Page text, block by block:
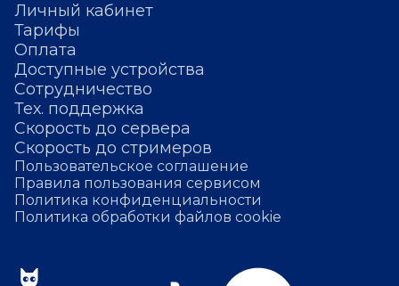
Личный кабинет
Тарифы
Оплата
Доступные устройства
Сотрудничество
Тех. поддержка
Скорость до сервера
Скорость до стримеров
Пользовательское соглашение
Правила пользования сервисом
Политика конфиденциальности
Политика обработки файлов cookie